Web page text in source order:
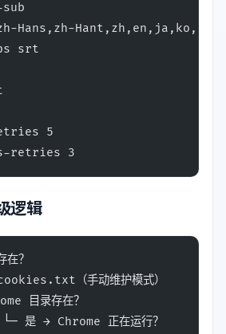
Hans,zh-
srt
5
retries 3
逻辑
？
（手动维护模式）
目录存在？
是 → Chrome 正在运行？